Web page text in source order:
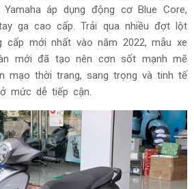
áp dụng động cơ Blue Core,
ga cao cấp. Trải qua nhiều đợt lột
cấp mới nhất vào năm 2022, mẫu xe
mới đã tạo nên cơn sốt mạnh mẽ
mạo thời trang, sang trọng và tinh tế
mức dễ tiếp cận.